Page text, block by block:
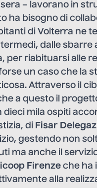
– lavorano in
ha bisogno di
di Volterra ne
dalle
per riabituarsi alle
un caso che la
Attraverso il
a questo il
dieci mila ospiti
di Fisar
gestendo non
ma anche il
Firenze che ha
alla